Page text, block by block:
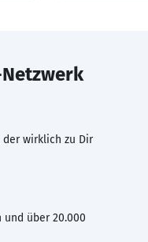
Netzwerk
der wirklich zu Dir
und über 20.000